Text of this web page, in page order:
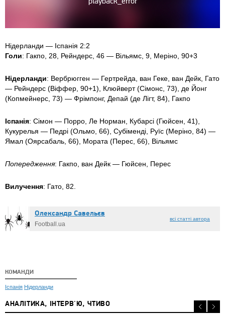
Нідерланди — Іспанія 2:2
Голи: Гакпо, 28, Рейндерс, 46 — Вільямс, 9, Меріно, 90+3
Нідерланди: Вербрюгген — Гертрейда, ван Геке, ван Дейк, Гато
— Рейндерс (Віффер, 90+1), Клюйверт (Сімонс, 73), де Йонг
(Копмейнерс, 73) — Фрімпонг, Депай (де Лігт, 84), Гакпо
Іспанія: Сімон — Порро, Ле Норман, Кубарсі (Гюйсен, 41),
Кукурелья — Педрі (Ольмо, 66), Субіменді, Руїс (Меріно, 84) —
Ямал (Оярсабаль, 66), Мората (Перес, 66), Вільямс
Попередження: Гакпо, ван Дейк — Гюйсен, Перес
Вилучення: Гато, 82.
Олександр Caвeльєв
Football.ua
всі статті автора
КОМАНДИ
Іспанія Нідерланди
АНАЛІТИКА, ІНТЕРВ'Ю, ЧТИВО